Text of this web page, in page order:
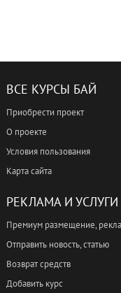
ВСЕ КУРСЫ БАЙ
Приобрести проект
О проекте
Условия пользования
Карта сайта
РЕКЛАМА И УСЛУГИ
Премиум размещение,
Отправить новость, статью
Возврат средств
Добавить курс